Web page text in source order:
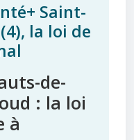
Saint-
la loi de
de-
: la loi
à